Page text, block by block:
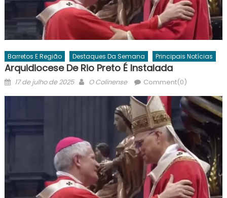
Barretos E Região Destaques Da Semana Principais Notícias
Arquidiocese De Rio Preto É Instalada
Posted
17 de julho de 2025 Author
O Colinense Comment(0)